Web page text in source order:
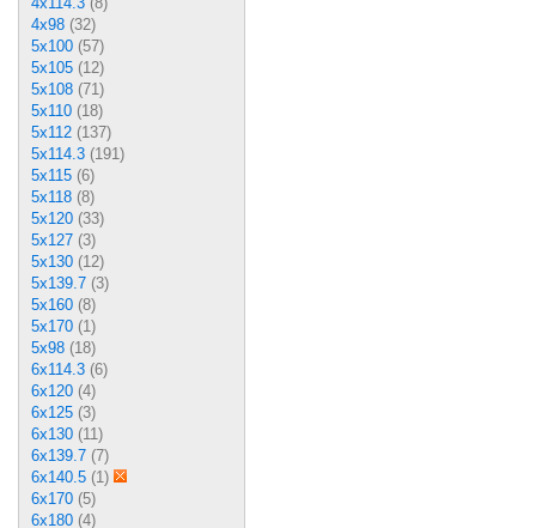
4x98 (32)
5x100 (57)
5x105 (12)
5x108 (71)
5x110 (18)
5x112 (137)
5x114.3 (191)
5x115 (6)
5x118 (8)
5x120 (33)
5x127 (3)
5x130 (12)
5x139.7 (3)
5x160 (8)
5x170 (1)
5x98 (18)
6x114.3 (6)
6x120 (4)
6x125 (3)
6x130 (11)
6x139.7 (7)
6x140.5 (1)
6x170 (5)
6x180 (4)